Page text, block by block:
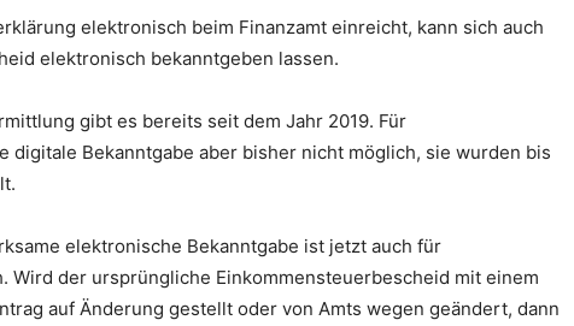
elektronisch beim Finanzamt einreicht, kann sich auch
elektronisch bekanntgeben lassen.
gibt es bereits seit dem Jahr 2019. Für
digitale Bekanntgabe aber bisher nicht möglich, sie wurden bis
elektronische Bekanntgabe ist jetzt auch für
Wird der ursprüngliche Einkommensteuerbescheid mit einem
auf Änderung gestellt oder von Amts wegen geändert, dann